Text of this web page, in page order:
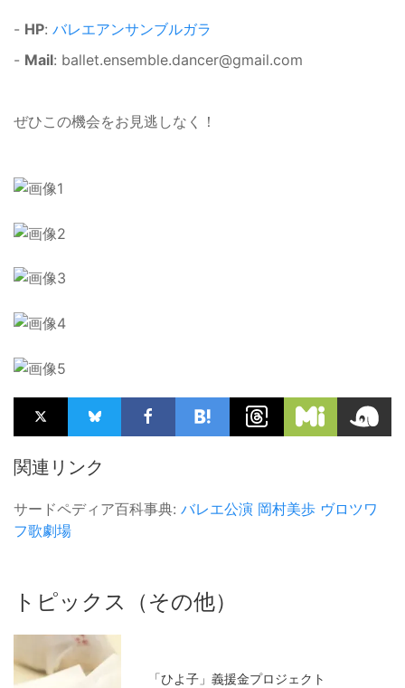
- HP: バレエアンサンブルガラ
- Mail: ballet.ensemble.dancer@gmail.com
ぜひこの機会をお見逃しなく！
関連リンク
サードペディア百科事典: バレエ公演 岡村美歩 ヴロツワ
フ歌劇場
トピックス（その他）
「ひよ子」義援金プロジェクト